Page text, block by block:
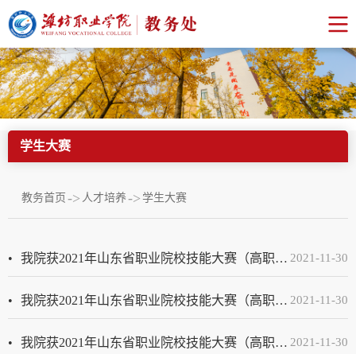
学生大赛
教务首页 -> 人才培养 -> 学生大赛
2021-11-30
我院获2021年山东省职业院校技能大赛（高职组）“园艺”赛项一等奖
2021-11-30
我院获2021年山东省职业院校技能大赛（高职组）“农产品质量安全检测”赛项三等奖
2021-11-30
我院获2021年山东省职业院校技能大赛（高职组）“嵌入式技术应用开发”赛项二等奖